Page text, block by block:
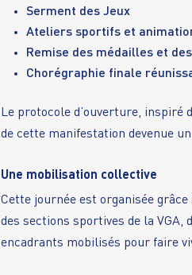
Serment des Jeux
Ateliers sportifs et
Remise des médailles et
Chorégraphie finale
Le protocole d’ouverture, inspiré
de cette manifestation devenue
Une mobilisation collective
Cette journée est organisée grâce
des sections sportives de la
encadrants mobilisés pour faire